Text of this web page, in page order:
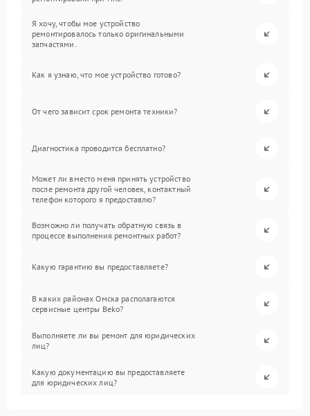
Я хочу, чтобы мое устройство
ремонтировалось только оригинальными
запчастями.
Как я узнаю, что мое устройство готово?
От чего зависит срок ремонта техники?
Диагностика проводится бесплатно?
Может ли вместо меня принять устройство
после ремонта другой человек, контактный
телефон которого я предоставлю?
Возможно ли получать обратную связь в
процессе выполнения ремонтных работ?
Какую гарантию вы предоставляете?
В каких районах Омска располагаются
сервисные центры Beko?
Выполняете ли вы ремонт для юридических
лиц?
Какую документацию вы предоставляете
для юридических лиц?